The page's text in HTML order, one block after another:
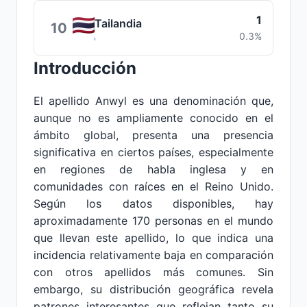
10 Tailandia 1
0.3%
Introducción
El apellido Anwyl es una denominación que,
aunque no es ampliamente conocido en el
ámbito global, presenta una presencia
significativa en ciertos países, especialmente
en regiones de habla inglesa y en
comunidades con raíces en el Reino Unido.
Según los datos disponibles, hay
aproximadamente 170 personas en el mundo
que llevan este apellido, lo que indica una
incidencia relativamente baja en comparación
con otros apellidos más comunes. Sin
embargo, su distribución geográfica revela